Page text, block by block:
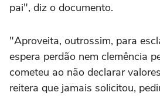
pai", diz o documento.
"Aproveita, outrossim, para
espera perdão nem clemência
cometeu ao não declarar
reitera que jamais solicitou,